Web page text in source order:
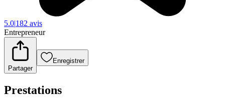
5.0|182 avis
Entrepreneur
Partager
Enregistrer
Prestations